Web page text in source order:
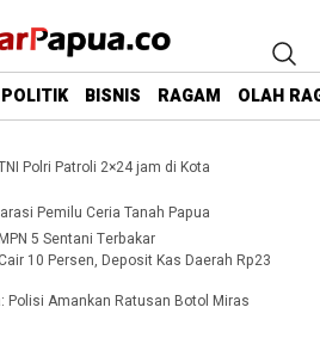
POLITIK BISNIS RAGAM OLAH
Polri Patroli 2×24 jam di Kota
Pemilu Ceria Tanah Papua
5 Sentani Terbakar
10 Persen, Deposit Kas Daerah Rp23
Polisi Amankan Ratusan Botol Miras